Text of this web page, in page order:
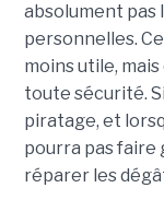
absolument pas
personnelles.
moins utile,
toute sécurité.
piratage, et
pourra pas faire
réparer les